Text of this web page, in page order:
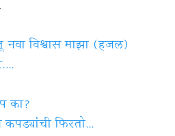
विश्वास माझा (हजल)
का?
फिरतो...